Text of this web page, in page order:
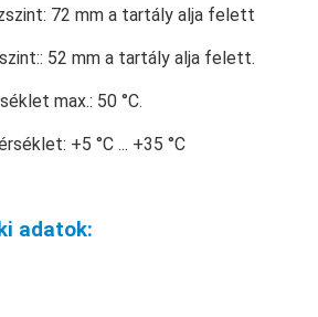
72 mm a tartály alja felett
52 mm a tartály alja felett.
max.: 50 °C.
+5 °C ... +35 °C
adatok: